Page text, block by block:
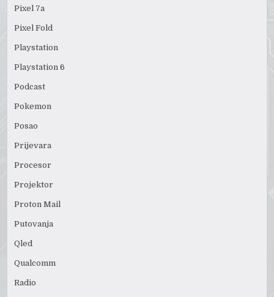
Pixel 7a
Pixel Fold
Playstation
Playstation 6
Podcast
Pokemon
Posao
Prijevara
Procesor
Projektor
Proton Mail
Putovanja
Qled
Qualcomm
Radio